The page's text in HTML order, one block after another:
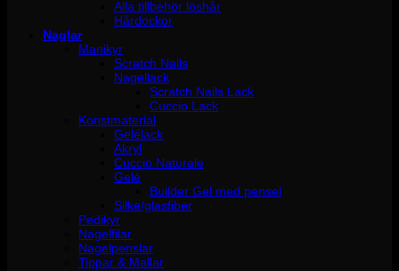
Alla tillbehör löshår
Hårdockor
Naglar
Manikyr
Scratch Nails
Nagellack
Scratch Nails Lack
Cuccio Lack
Konstmaterial
Gelélack
Akryl
Cuccio Naturale
Gelé
Builder Gel med pensel
Silke/glasfiber
Pedikyr
Nagelfilar
Nagelpenslar
Tippar & Mallar